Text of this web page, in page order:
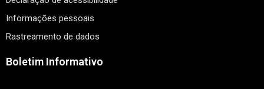
Informações pessoais
Rastreamento de dados
Boletim Informativo